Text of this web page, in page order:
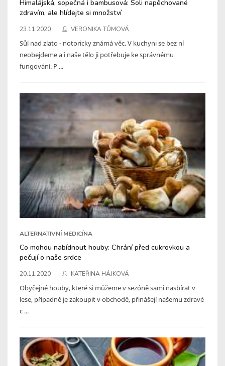
Himalájská, sopečná i bambusová: Soli napěchované
zdravím, ale hlídejte si množství
23.11.2020 VERONIKA TŮMOVÁ
Sůl nad zlato - notoricky známá věc. V kuchyni se bez ní
neobejdeme a i naše tělo ji potřebuje ke správnému
fungování. P ...
ALTERNATIVNÍ MEDICÍNA
Co mohou nabídnout houby: Chrání před cukrovkou a
pečují o naše srdce
20.11.2020 KATEŘINA HÁJKOVÁ
Obyčejné houby, které si můžeme v sezóně sami nasbírat v
lese, případně je zakoupit v obchodě, přinášejí našemu zdravé
c ...